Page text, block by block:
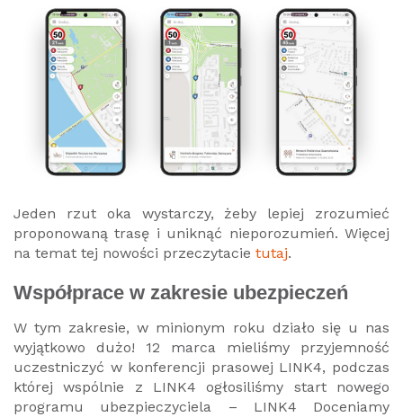
Jeden rzut oka wystarczy, żeby lepiej zrozumieć
proponowaną trasę i uniknąć nieporozumień. Więcej
na temat tej nowości przeczytacie tutaj.
Współprace w zakresie ubezpieczeń
W tym zakresie, w minionym roku działo się u nas
wyjątkowo dużo! 12 marca mieliśmy przyjemność
uczestniczyć w konferencji prasowej LINK4, podczas
której wspólnie z LINK4 ogłosiliśmy start nowego
programu ubezpieczyciela – LINK4 Doceniamy